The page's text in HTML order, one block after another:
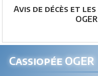
Avis de décès et
Cassiopée OGER